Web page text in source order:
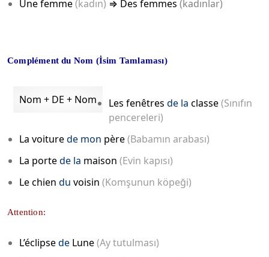
Une femme(kadın) ⇒ Des femmes (kadınlar)
Complément du Nom (İsim Tamlaması)
Nom + DE + Nom Les fenêtres de la classe(Sınıfın
pencereleri)
La voiturede mon père(Babamın arabası)
La portede la maison (Evin kapısı)
Le chien du voisin (Komşunun köpeği)
Attention:
L’éclipsede Lune(Ay tutulması)